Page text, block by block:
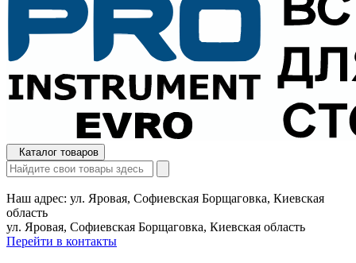
Каталог товаров
Наш адрес: ул. Яровая, Софиевская Борщаговка, Киевская
область
ул. Яровая, Софиевская Борщаговка, Киевская область
Перейти в контакты